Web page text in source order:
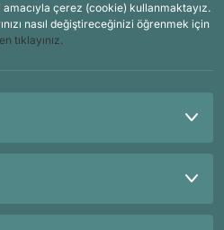
amacıyla çerez (cookie) kullanmaktayız.
nasıl değiştireceğinizi öğrenmek için
tıklayınız.